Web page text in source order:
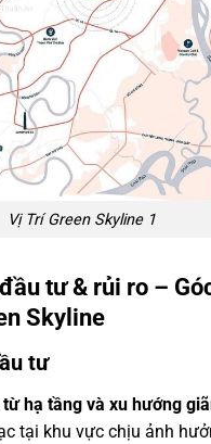
Vị Trí Green Skyline 1
tư & rủi ro –
Skyline
tư
hạ tầng và xu hướng
tại khu vực chịu ảnh